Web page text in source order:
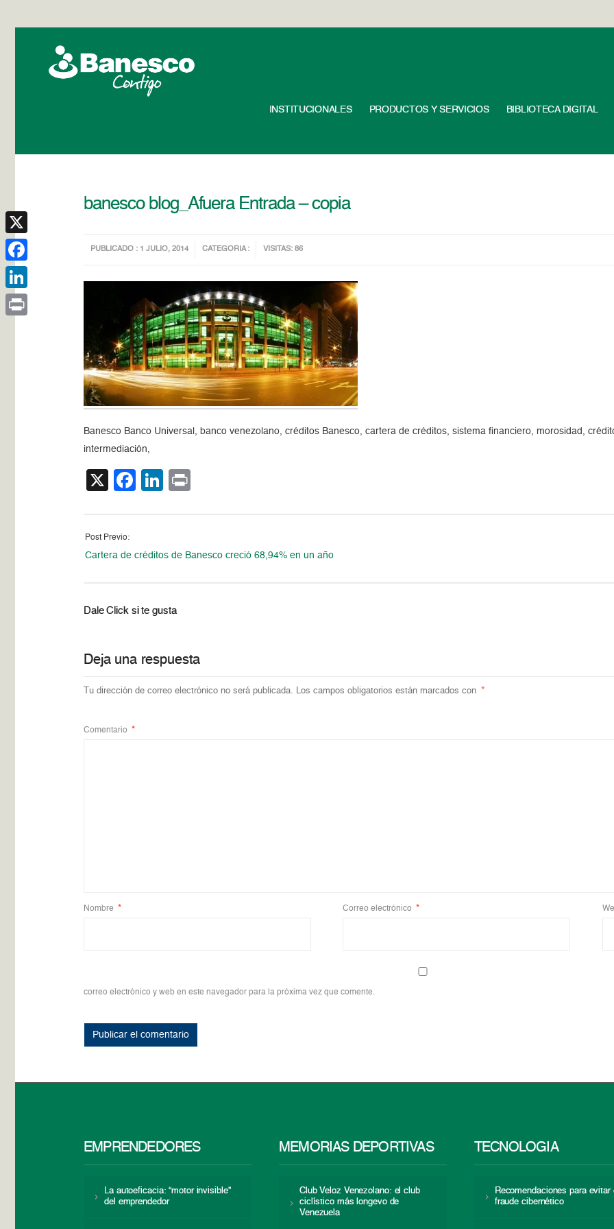
INSTITUCIONALES PRODUCTOS Y SERVICIOS BIBLIOTECA DIGITAL
banesco blog_Afuera Entrada – copia
PUBLICADO : 1 JULIO, 2014 CATEGORIA : VISITAS: 86
Banesco Banco Universal, banco venezolano, créditos Banesco, cartera de créditos, sistema financiero, morosidad,
intermediación,
X Facebook
LinkedIn
Post Previo:
Cartera de créditos de Banesco creció 68,94% en un año
Dale Click si te gusta
Deja una respuesta
Tu dirección de correo electrónico no será publicada. Los campos obligatorios están marcados con *
Comentario *
Nombre * Correo electrónico *
correo electrónico y web en este navegador para la próxima vez que comente.
EMPRENDEDORES
La autoeficacia: “motor invisible”
del emprendedor
MEMORIAS DEPORTIVAS
Club Veloz Venezolano: el club
ciclístico más longevo de
Venezuela
TECNOLOGÍA
Recomendaciones para evitar
fraude cibernético
X
Facebook
LinkedIn